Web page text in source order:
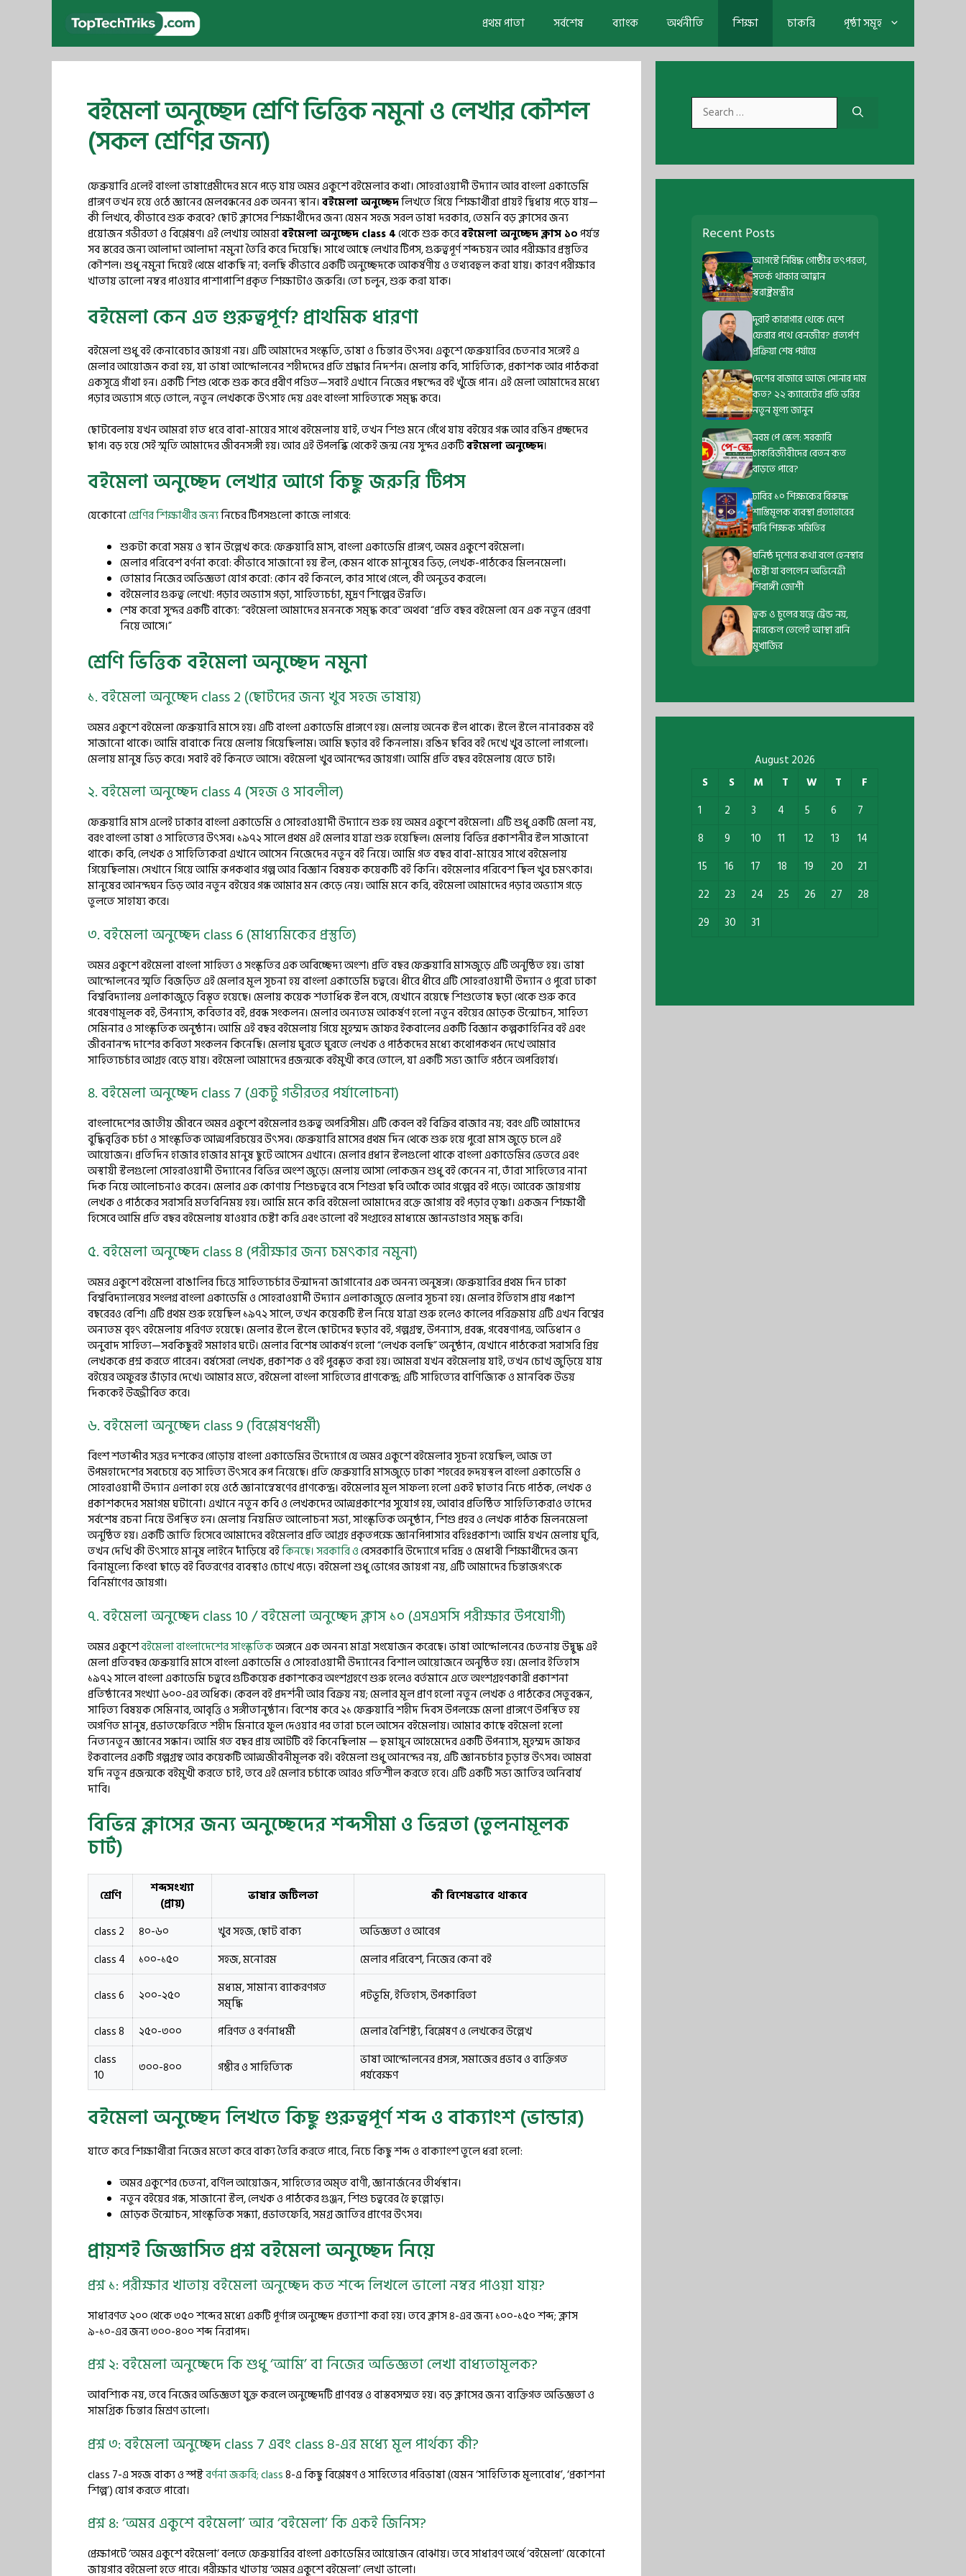
প্রথম পাতা সর্বশেষ ব্যাংক অর্থনীতি শিক্ষা চাকরি পৃষ্ঠা সমূহ
বইমেলা অনুচ্ছেদ শ্রেণি ভিত্তিক নমুনা ও লেখার কৌশল
(সকল শ্রেণির জন্য)
ফেব্রুয়ারি এলেই বাংলা ভাষাপ্রেমীদের মনে পড়ে যায় অমর একুশে বইমেলার কথা। সোহরাওয়ার্দী উদ্যান আর বাংলা একাডেমি
প্রাঙ্গণ তখন হয়ে ওঠে জ্ঞানের মেলবন্ধনের এক অনন্য স্থান।বইমেলা অনুচ্ছেদলিখতে গিয়ে শিক্ষার্থীরা প্রায়ই দ্বিধায় পড়ে যায়—
কী লিখবে, কীভাবে শুরু করবে? ছোট ক্লাসের শিক্ষার্থীদের জন্য যেমন সহজ সরল ভাষা দরকার, তেমনি বড় ক্লাসের জন্য
প্রয়োজন গভীরতা ও বিশ্লেষণ। এই লেখায় আমরাবইমেলা অনুচ্ছেদ class 4থেকে শুরু করেবইমেলা অনুচ্ছেদ ক্লাস ১০পর্যন্ত
সব স্তরের জন্য আলাদা আলাদা নমুনা তৈরি করে দিয়েছি। সাথে আছে লেখার টিপস, গুরুত্বপূর্ণ শব্দচয়ন আর পরীক্ষার প্রস্তুতির
কৌশল। শুধু নমুনা দিয়েই থেমে থাকছি না; বলছি কীভাবে একটি অনুচ্ছেদকে আকর্ষণীয় ও তথ্যবহুল করা যায়। কারণ পরীক্ষার
খাতায় ভালো নম্বর পাওয়ার পাশাপাশি প্রকৃত শিক্ষাটাও জরুরি। তো চলুন, শুরু করা যাক।
বইমেলা কেন এত গুরুত্বপূর্ণ? প্রাথমিক ধারণা
বইমেলা শুধু বই কেনাবেচার জায়গা নয়। এটি আমাদের সংস্কৃতি, ভাষা ও চিন্তার উৎসব। একুশে ফেব্রুয়ারির চেতনার সঙ্গেই এ
মেলার আয়োজন করা হয়, যা ভাষা আন্দোলনের শহীদদের প্রতি শ্রদ্ধার নিদর্শন। মেলায় কবি, সাহিত্যিক, প্রকাশক আর পাঠকরা
একসূত্রে গাঁথা হন। একটি শিশু থেকে শুরু করে প্রবীণ পণ্ডিত—সবাই এখানে নিজের পছন্দের বই খুঁজে পান। এই মেলা আমাদের মধ্যে
পড়ার অভ্যাস গড়ে তোলে, নতুন লেখককে উৎসাহ দেয় এবং বাংলা সাহিত্যকে সমৃদ্ধ করে।
ছোটবেলায় যখন আমরা হাত ধরে বাবা-মায়ের সাথে বইমেলায় যাই, তখন শিশু মনে গেঁথে যায় বইয়ের গন্ধ আর রঙিন প্রচ্ছদের
ছাপ। বড় হয়ে সেই স্মৃতি আমাদের জীবনসঙ্গী হয়। আর এই উপলব্ধি থেকেই জন্ম নেয় সুন্দর একটিবইমেলা অনুচ্ছেদ।
বইমেলা অনুচ্ছেদ লেখার আগে কিছু জরুরি টিপস
যেকোনোশ্রেণির শিক্ষার্থীর জন্যনিচের টিপসগুলো কাজে লাগবে:
শুরুটা করো সময় ও স্থান উল্লেখ করে: ফেব্রুয়ারি মাস, বাংলা একাডেমি প্রাঙ্গণ, অমর একুশে বইমেলা।
মেলার পরিবেশ বর্ণনা করো: কীভাবে সাজানো হয় স্টল, কেমন থাকে মানুষের ভিড়, লেখক-পাঠকের মিলনমেলা।
তোমার নিজের অভিজ্ঞতা যোগ করো: কোন বই কিনলে, কার সাথে গেলে, কী অনুভব করলে।
বইমেলার গুরুত্ব লেখো: পড়ার অভ্যাস গড়া, সাহিত্যচর্চা, মুদ্রণ শিল্পের উন্নতি।
শেষ করো সুন্দর একটি বাক্যে: “বইমেলা আমাদের মননকে সমৃদ্ধ করে” অথবা “প্রতি বছর বইমেলা যেন এক নতুন প্রেরণা
নিয়ে আসে।”
শ্রেণি ভিত্তিক বইমেলা অনুচ্ছেদ নমুনা
১. বইমেলা অনুচ্ছেদ class 2 (ছোটদের জন্য খুব সহজ ভাষায়)
অমর একুশে বইমেলা ফেব্রুয়ারি মাসে হয়। এটি বাংলা একাডেমি প্রাঙ্গণে হয়। মেলায় অনেক স্টল থাকে। স্টলে স্টলে নানারকম বই
সাজানো থাকে। আমি বাবাকে নিয়ে মেলায় গিয়েছিলাম। আমি ছড়ার বই কিনলাম। রঙিন ছবির বই দেখে খুব ভালো লাগলো।
মেলায় মানুষ ভিড় করে। সবাই বই কিনতে আসে। বইমেলা খুব আনন্দের জায়গা। আমি প্রতি বছর বইমেলায় যেতে চাই।
২. বইমেলা অনুচ্ছেদ class 4 (সহজ ও সাবলীল)
ফেব্রুয়ারি মাস এলেই ঢাকার বাংলা একাডেমি ও সোহরাওয়ার্দী উদ্যানে শুরু হয় অমর একুশে বইমেলা। এটি শুধু একটি মেলা নয়,
বরং বাংলা ভাষা ও সাহিত্যের উৎসব। ১৯৭২ সালে প্রথম এই মেলার যাত্রা শুরু হয়েছিল। মেলায় বিভিন্ন প্রকাশনীর স্টল সাজানো
থাকে। কবি, লেখক ও সাহিত্যিকরা এখানে আসেন নিজেদের নতুন বই নিয়ে। আমি গত বছর বাবা-মায়ের সাথে বইমেলায়
গিয়েছিলাম। সেখানে গিয়ে আমি রূপকথার গল্প আর বিজ্ঞান বিষয়ক কয়েকটি বই কিনি। বইমেলার পরিবেশ ছিল খুব চমৎকার।
মানুষের আনন্দঘন ভিড় আর নতুন বইয়ের গন্ধ আমার মন কেড়ে নেয়। আমি মনে করি, বইমেলা আমাদের পড়ার অভ্যাস গড়ে
তুলতে সাহায্য করে।
৩. বইমেলা অনুচ্ছেদ class 6 (মাধ্যমিকের প্রস্তুতি)
অমর একুশে বইমেলা বাংলা সাহিত্য ও সংস্কৃতির এক অবিচ্ছেদ্য অংশ। প্রতি বছর ফেব্রুয়ারি মাসজুড়ে এটি অনুষ্ঠিত হয়। ভাষা
আন্দোলনের স্মৃতি বিজড়িত এই মেলার মূল সূচনা হয় বাংলা একাডেমি চত্বরে। ধীরে ধীরে এটি সোহরাওয়ার্দী উদ্যান ও পুরো ঢাকা
বিশ্ববিদ্যালয় এলাকাজুড়ে বিস্তৃত হয়েছে। মেলায় কয়েক শতাধিক স্টল বসে, যেখানে রয়েছে শিশুতোষ ছড়া থেকে শুরু করে
গবেষণামূলক বই, উপন্যাস, কবিতার বই, প্রবন্ধ সংকলন। মেলার অন্যতম আকর্ষণ হলো নতুন বইয়ের মোড়ক উন্মোচন, সাহিত্য
সেমিনার ও সাংস্কৃতিক অনুষ্ঠান। আমি এই বছর বইমেলায় গিয়ে মুহম্মদ জাফর ইকবালের একটি বিজ্ঞান কল্পকাহিনির বই এবং
জীবনানন্দ দাশের কবিতা সংকলন কিনেছি। মেলায় ঘুরতে ঘুরতে লেখক ও পাঠকদের মধ্যে কথোপকথন দেখে আমার
সাহিত্যচর্চার আগ্রহ বেড়ে যায়। বইমেলা আমাদের প্রজন্মকে বইমুখী করে তোলে, যা একটি সভ্য জাতি গঠনে অপরিহার্য।
৪. বইমেলা অনুচ্ছেদ class 7 (একটু গভীরতর পর্যালোচনা)
বাংলাদেশের জাতীয় জীবনে অমর একুশে বইমেলার গুরুত্ব অপরিসীম। এটি কেবল বই বিক্রির বাজার নয়; বরং এটি আমাদের
বুদ্ধিবৃত্তিক চর্চা ও সাংস্কৃতিক আত্মপরিচয়ের উৎসব। ফেব্রুয়ারি মাসের প্রথম দিন থেকে শুরু হয়ে পুরো মাস জুড়ে চলে এই
আয়োজন। প্রতিদিন হাজার হাজার মানুষ ছুটে আসেন এখানে। মেলার প্রধান স্টলগুলো থাকে বাংলা একাডেমির ভেতরে এবং
অস্থায়ী স্টলগুলো সোহরাওয়ার্দী উদ্যানের বিভিন্ন অংশ জুড়ে। মেলায় আসা লোকজন শুধু বই কেনেন না, তাঁরা সাহিত্যের নানা
দিক নিয়ে আলোচনাও করেন। মেলার এক কোণায় শিশুচত্বরে বসে শিশুরা ছবি আঁকে আর গল্পের বই পড়ে। আরেক জায়গায়
লেখক ও পাঠকের সরাসরি মতবিনিময় হয়। আমি মনে করি বইমেলা আমাদের রক্তে জাগায় বই পড়ার তৃষ্ণা। একজন শিক্ষার্থী
হিসেবে আমি প্রতি বছর বইমেলায় যাওয়ার চেষ্টা করি এবং ভালো বই সংগ্রহের মাধ্যমে জ্ঞানভাণ্ডার সমৃদ্ধ করি।
৫. বইমেলা অনুচ্ছেদ class 8 (পরীক্ষার জন্য চমৎকার নমুনা)
অমর একুশে বইমেলা বাঙালির চিত্তে সাহিত্যচর্চার উন্মাদনা জাগানোর এক অনন্য অনুষঙ্গ। ফেব্রুয়ারির প্রথম দিন ঢাকা
বিশ্ববিদ্যালয়ের সংলগ্ন বাংলা একাডেমি ও সোহরাওয়ার্দী উদ্যান এলাকাজুড়ে মেলার সূচনা হয়। মেলার ইতিহাস প্রায় পঞ্চাশ
বছরেরও বেশি। এটি প্রথম শুরু হয়েছিল ১৯৭২ সালে, তখন কয়েকটি স্টল নিয়ে যাত্রা শুরু হলেও কালের পরিক্রমায় এটি এখন বিশ্বের
অন্যতম বৃহৎ বইমেলায় পরিণত হয়েছে। মেলার স্টলে স্টলে ছোটদের ছড়ার বই, গল্পগ্রন্থ, উপন্যাস, প্রবন্ধ, গবেষণাপত্র, অভিধান ও
অনুবাদ সাহিত্য—সবকিছুরই সমাহার ঘটে। মেলার বিশেষ আকর্ষণ হলো “লেখক বলছি” অনুষ্ঠান, যেখানে পাঠকেরা সরাসরি প্রিয়
লেখককে প্রশ্ন করতে পারেন। বর্ষসেরা লেখক, প্রকাশক ও বই পুরস্কৃত করা হয়। আমরা যখন বইমেলায় যাই, তখন চোখ জুড়িয়ে যায়
বইয়ের অফুরন্ত ভাঁড়ার দেখে। আমার মতে, বইমেলা বাংলা সাহিত্যের প্রাণকেন্দ্র; এটি সাহিত্যের বাণিজ্যিক ও মানবিক উভয়
দিককেই উজ্জীবিত করে।
৬. বইমেলা অনুচ্ছেদ class 9 (বিশ্লেষণধর্মী)
বিংশ শতাব্দীর সত্তর দশকের গোড়ায় বাংলা একাডেমির উদ্যোগে যে অমর একুশে বইমেলার সূচনা হয়েছিল, আজ তা
উপমহাদেশের সবচেয়ে বড় সাহিত্য উৎসবে রূপ নিয়েছে। প্রতি ফেব্রুয়ারি মাসজুড়ে ঢাকা শহরের হৃদয়স্থল বাংলা একাডেমি ও
সোহরাওয়ার্দী উদ্যান এলাকা হয়ে ওঠে জ্ঞানান্বেষণের প্রাণকেন্দ্র। বইমেলার মূল সাফল্য হলো একই ছাতার নিচে পাঠক, লেখক ও
প্রকাশকদের সমাগম ঘটানো। এখানে নতুন কবি ও লেখকদের আত্মপ্রকাশের সুযোগ হয়, আবার প্রতিষ্ঠিত সাহিত্যিকরাও তাদের
সর্বশেষ রচনা নিয়ে উপস্থিত হন। মেলায় নিয়মিত আলোচনা সভা, সাংস্কৃতিক অনুষ্ঠান, শিশু প্রহর ও লেখক পাঠক মিলনমেলা
অনুষ্ঠিত হয়। একটি জাতি হিসেবে আমাদের বইমেলার প্রতি আগ্রহ প্রকৃতপক্ষে জ্ঞানপিপাসার বহিঃপ্রকাশ। আমি যখন মেলায় ঘুরি,
তখন দেখি কী উৎসাহে মানুষ লাইনে দাঁড়িয়ে বইকিনছে। সরকারি ওবেসরকারি উদ্যোগে দরিদ্র ও মেধাবী শিক্ষার্থীদের জন্য
বিনামূল্যে কিংবা ছাড়ে বই বিতরণের ব্যবস্থাও চোখে পড়ে। বইমেলা শুধু ভোগের জায়গা নয়, এটি আমাদের চিন্তাজগৎকে
বিনির্মাণের জায়গা।
৭. বইমেলা অনুচ্ছেদ class 10 / বইমেলা অনুচ্ছেদ ক্লাস ১০ (এসএসসি পরীক্ষার উপযোগী)
অমর একুশেবইমেলা বাংলাদেশের সাংস্কৃতিকঅঙ্গনে এক অনন্য মাত্রা সংযোজন করেছে। ভাষা আন্দোলনের চেতনায় উদ্বুদ্ধ এই
মেলা প্রতিবছর ফেব্রুয়ারি মাসে বাংলা একাডেমি ও সোহরাওয়ার্দী উদ্যানের বিশাল আয়োজনে অনুষ্ঠিত হয়। মেলার ইতিহাস
১৯৭২ সালে বাংলা একাডেমি চত্বরে গুটিকয়েক প্রকাশকের অংশগ্রহণে শুরু হলেও বর্তমানে এতে অংশগ্রহণকারী প্রকাশনা
প্রতিষ্ঠানের সংখ্যা ৬০০-এর অধিক। কেবল বই প্রদর্শনী আর বিক্রয় নয়; মেলার মূল প্রাণ হলো নতুন লেখক ও পাঠকের সেতুবন্ধন,
সাহিত্য বিষয়ক সেমিনার, আবৃত্তি ও সঙ্গীতানুষ্ঠান। বিশেষ করে ২১ ফেব্রুয়ারি শহীদ দিবস উপলক্ষে মেলা প্রাঙ্গণে উপস্থিত হয়
অগণিত মানুষ, প্রভাতফেরিতে শহীদ মিনারে ফুল দেওয়ার পর তারা চলে আসেন বইমেলায়। আমার কাছে বইমেলা হলো
নিত্যনতুন জ্ঞানের সন্ধান। আমি গত বছর প্রায় আটটি বই কিনেছিলাম — হুমায়ুন আহমেদের একটি উপন্যাস, মুহম্মদ জাফর
ইকবালের একটি গল্পগ্রন্থ আর কয়েকটি আত্মজীবনীমূলক বই। বইমেলা শুধু আনন্দের নয়, এটি জ্ঞানচর্চার চূড়ান্ত উৎসব। আমরা
যদি নতুন প্রজন্মকে বইমুখী করতে চাই, তবে এই মেলার চর্চাকে আরও গতিশীল করতে হবে। এটি একটি সভ্য জাতির অনিবার্য
দাবি।
বিভিন্ন ক্লাসের জন্য অনুচ্ছেদের শব্দসীমা ও ভিন্নতা (তুলনামূলক
চার্ট)
শ্রেণি
শব্দসংখ্যা
(প্রায়)
ভাষার জটিলতা
কী বিশেষভাবে থাকবে
class 2
৪০-৬০ খুব সহজ, ছোট বাক্য
অভিজ্ঞতা ও আবেগ
class 4
১০০-১৫০ সহজ, মনোরম
মেলার পরিবেশ, নিজের কেনা বই
class 6
২০০-২৫০
মধ্যম, সামান্য ব্যাকরণগত
সমৃদ্ধি
পটভূমি, ইতিহাস, উপকারিতা
class 8
২৫০-৩০০ পরিণত ও বর্ণনাধর্মী
মেলার বৈশিষ্ট্য, বিশ্লেষণ ও লেখকের উল্লেখ
class
10
৩০০-৪০০ গম্ভীর ও সাহিত্যিক
ভাষা আন্দোলনের প্রসঙ্গ, সমাজের প্রভাব ও ব্যক্তিগত
পর্যবেক্ষণ
বইমেলা অনুচ্ছেদ লিখতে কিছু গুরুত্বপূর্ণ শব্দ ও বাক্যাংশ (ভান্ডার)
যাতে করে শিক্ষার্থীরা নিজের মতো করে বাক্য তৈরি করতে পারে, নিচে কিছু শব্দ ও বাক্যাংশ তুলে ধরা হলো:
অমর একুশের চেতনা, বর্ণিল আয়োজন, সাহিত্যের অমৃত বাণী, জ্ঞানার্জনের তীর্থস্থান।
নতুন বইয়ের গন্ধ, সাজানো স্টল, লেখক ও পাঠকের গুঞ্জন, শিশু চত্বরের হৈ হুল্লোড়।
মোড়ক উন্মোচন, সাংস্কৃতিক সন্ধ্যা, প্রভাতফেরি, সমগ্র জাতির প্রাণের উৎসব।
প্রায়শই জিজ্ঞাসিত প্রশ্ন বইমেলা অনুচ্ছেদ নিয়ে
প্রশ্ন ১: পরীক্ষার খাতায় বইমেলা অনুচ্ছেদ কত শব্দে লিখলে ভালো নম্বর পাওয়া যায়?
সাধারণত ২০০ থেকে ৩৫০ শব্দের মধ্যে একটি পূর্ণাঙ্গ অনুচ্ছেদ প্রত্যাশা করা হয়। তবে ক্লাস ৪-এর জন্য ১০০-১৫০ শব্দ; ক্লাস
৯-১০-এর জন্য ৩০০-৪০০ শব্দ নিরাপদ।
প্রশ্ন ২: বইমেলা অনুচ্ছেদে কি শুধু ‘আমি’ বা নিজের অভিজ্ঞতা লেখা বাধ্যতামূলক?
আবশ্যিক নয়, তবে নিজের অভিজ্ঞতা যুক্ত করলে অনুচ্ছেদটি প্রাণবন্ত ও বাস্তবসম্মত হয়। বড় ক্লাসের জন্য ব্যক্তিগত অভিজ্ঞতা ও
সামগ্রিক চিন্তার মিশ্রণ ভালো।
প্রশ্ন ৩: বইমেলা অনুচ্ছেদ class 7 এবং class 8-এর মধ্যে মূল পার্থক্য কী?
class 7-এ সহজ বাক্য ও স্পষ্টবর্ণনা জরুরি; class8-এ কিছু বিশ্লেষণ ও সাহিত্যের পরিভাষা (যেমন ‘সাহিত্যিক মূল্যবোধ’, ‘প্রকাশনা
শিল্প’) যোগ করতে পারো।
প্রশ্ন ৪: ‘অমর একুশে বইমেলা’ আর ‘বইমেলা’ কি একই জিনিস?
প্রেক্ষাপটে ‘অমর একুশে বইমেলা’ বলতে ফেব্রুয়ারির বাংলা একাডেমির আয়োজন বোঝায়। তবে সাধারণ অর্থে ‘বইমেলা’ যেকোনো
জায়গার বইমেলা হতে পারে। পরীক্ষার খাতায় ‘অমর একুশে বইমেলা’ লেখা ভালো।
Search
for:
Recent Posts
আগস্টে নিষিদ্ধ গোষ্ঠীর তৎপরতা,
সতর্ক থাকার আহ্বান
স্বরাষ্ট্রমন্ত্রীর
দুবাই কারাগার থেকে দেশে
ফেরার পথে বেনজীর? প্রত্যর্পণ
প্রক্রিয়া শেষ পর্যায়ে
দেশের বাজারে আজ সোনার দাম
কত? ২২ ক্যারেটের প্রতি ভরির
নতুন মূল্য জানুন
নবম পে স্কেল: সরকারি
চাকরিজীবীদের বেতন কত
বাড়তে পারে?
ঢাবির ১০ শিক্ষকের বিরুদ্ধে
শাস্তিমূলক ব্যবস্থা প্রত্যাহারের
দাবি শিক্ষক সমিতির
ঘনিষ্ঠ দৃশ্যের কথা বলে হেনস্থার
চেষ্টা যা বললেন অভিনেত্রী
শিবাঙ্গী জোশী
ত্বক ও চুলের যত্নে ট্রেন্ড নয়,
নারকেল তেলেই আস্থা রানি
মুখার্জির
August 2026
S
S M T W T
F
1
2 3 4 5 6
7
8
9 10 11 12 13
14
15
16 17 18 19 20
21
22
23 24 25 26 27
28
29
30 31